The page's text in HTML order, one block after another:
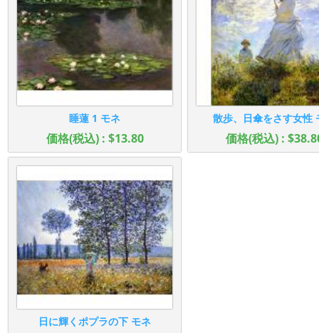
睡蓮 1 モネ
価格(税込) : $13.80
散歩、日傘をさす女性
価格(税込) :
日に輝くポプラの下 モネ